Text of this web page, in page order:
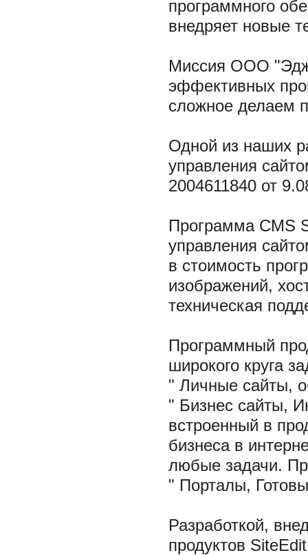
программного
внедряет новые
Миссия ООО
эффективных
сложное делаем
Одной из наших
управления
2004611840 от
Программа CMS
управления
в стоимость
изображений,
техническая
Программный
широкого круга
" Личные сайты,
" Бизнес сайты,
встроенный в
бизнеса в
любые задачи.
" Порталы,
Разработкой,
продуктов